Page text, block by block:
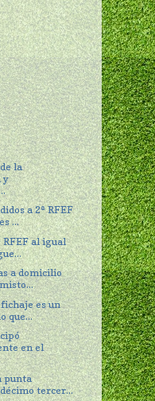
la
y
a 2ª RFEF
...
RFEF al igual
a domicilio
es un
que...
en el
punta
tercer...